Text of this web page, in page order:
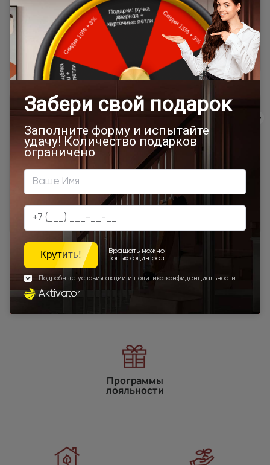
дилера в данном регионе или, при заказе через запрос с
сайта, отдельно рассчитывается менеджером интернет-
магазина.
Подробная информация о доставке
Товар относится к категориям:
Двери Moderno / Модерно 800x2000 900x2200
1000x2100
700x2200 900x1900 800x2100
900x2300
900x2400 Шампань
Для спальни
Двери межкомнатные глухие
Двустворчатые двери Белые Бежевые Дуб
Коричневые
Наши преимущества
Программы
лояльности